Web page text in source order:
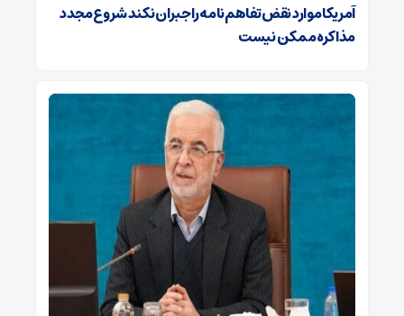
آمریکا موارد نقض تفاهم‌نامه را جبران نکند شروع مجدد
مذاکره ممکن نیست